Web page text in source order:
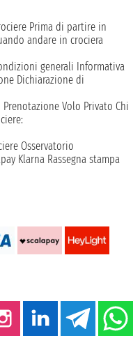
Prima di partire in
andare in crociera
generali Informativa
Dichiarazione di
Prenotazione Volo Privato Chi
Osservatorio
Klarna Rassegna stampa